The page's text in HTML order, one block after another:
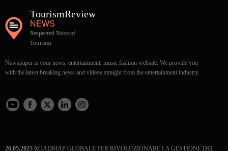
TourismReview
NEWS
Respected Voice of
Tourism
Newspaper is your news, entertainment, music fashion website. We provide you
with the latest breaking news and videos straight from the entertainment industry.
26.05.2025 ROADMAP GLOBALE PER RIVOLUZIONARE LA GESTIONE DEI